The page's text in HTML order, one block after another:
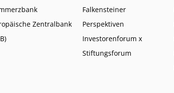
Zentralbank
Falkensteiner
Perspektiven
Investorenforum x
Stiftungsforum